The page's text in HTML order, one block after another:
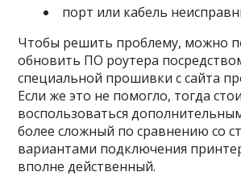
порт или кабель
Чтобы решить проблему, можно
обновить ПО роутера
специальной прошивки с сайта
Если же это не помогло, тогда
воспользоваться
более сложный по сравнению со
вариантами подключения
вполне действенный.